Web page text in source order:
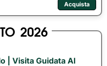
Acquista
2026
| Visita Guidata Al